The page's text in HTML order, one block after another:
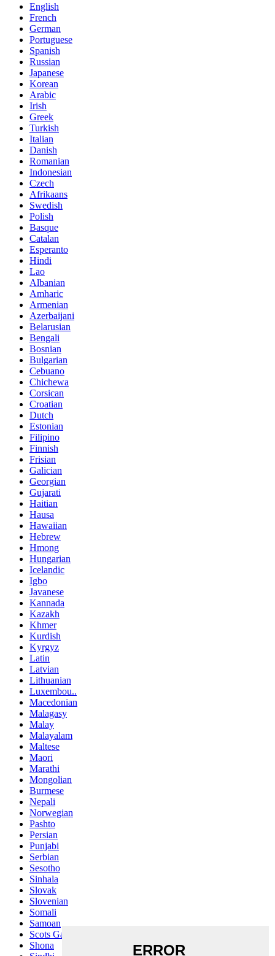
English
French
German
Portuguese
Spanish
Russian
Japanese
Korean
Arabic
Irish
Greek
Turkish
Italian
Danish
Romanian
Indonesian
Czech
Afrikaans
Swedish
Polish
Basque
Catalan
Esperanto
Hindi
Lao
Albanian
Amharic
Armenian
Azerbaijani
Belarusian
Bengali
Bosnian
Bulgarian
Cebuano
Chichewa
Corsican
Croatian
Dutch
Estonian
Filipino
Finnish
Frisian
Galician
Georgian
Gujarati
Haitian
Hausa
Hawaiian
Hebrew
Hmong
Hungarian
Icelandic
Igbo
Javanese
Kannada
Kazakh
Khmer
Kurdish
Kyrgyz
Latin
Latvian
Lithuanian
Luxembou..
Macedonian
Malagasy
Malay
Malayalam
Maltese
Maori
Marathi
Mongolian
Burmese
Nepali
Norwegian
Pashto
Persian
Punjabi
Serbian
Sesotho
Sinhala
Slovak
Slovenian
Somali
Samoan
Scots Gaelic
Shona